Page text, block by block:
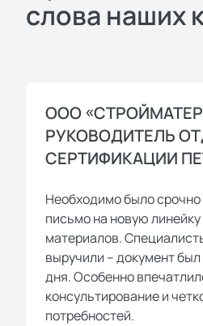
слова наших
ООО
РУКОВОДИТЕЛЬ
СЕРТИФИКАЦИИ
Необходимо было срочно
письмо на новую
материалов.
выручили – документ
дня. Особенно
консультирование и
потребностей.